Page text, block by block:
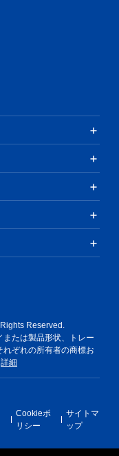
Reserved.
たは製品形状、トレー
れぞれの所有者の商標お
詳細
Cookieポ
リシー
サイトマ
ップ